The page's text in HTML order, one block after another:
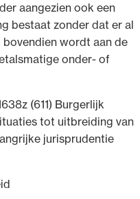
aangezien ook een
bestaat zonder dat er al
bovendien wordt aan de
onder- of
(611) Burgerlijk
tot uitbreiding van
jurisprudentie